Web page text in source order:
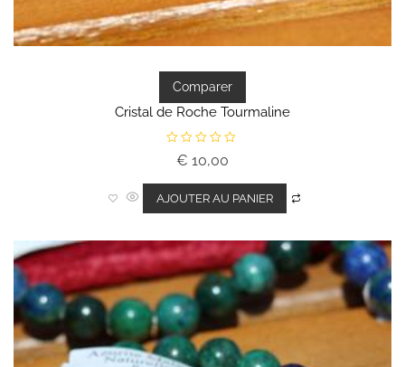
Comparer
Cristal de Roche Tourmaline
e
0
5
€ 10,00
AJOUTER AU PANIER